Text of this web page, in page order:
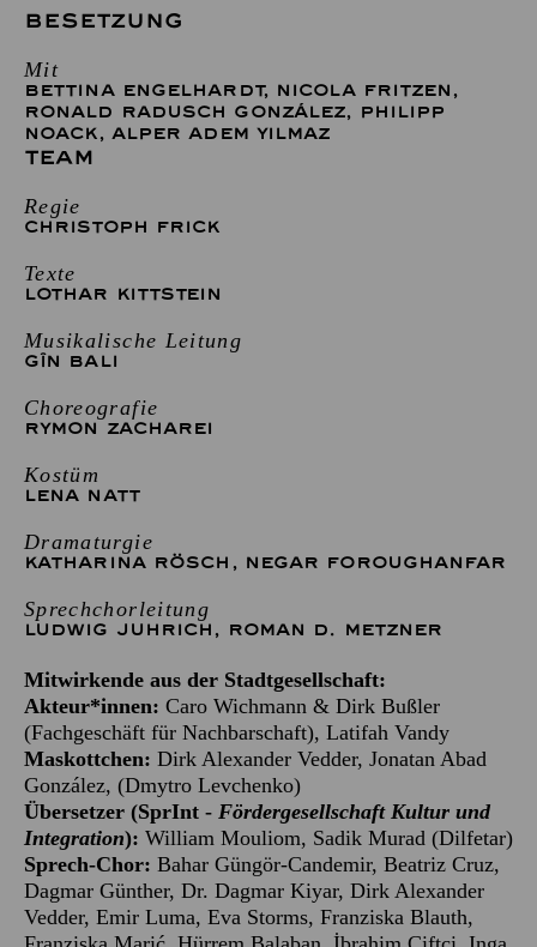
BESETZUNG
Mit
BETTINA ENGELHARDT, NICOLA FRITZEN ,
RONALD RADUSCH GONZÁLEZ, PHILIPP
NOACK, ALPER ADEM YILMAZ
TEAM
Regie
CHRISTOPH FRICK
Texte
LOTHAR KITTSTEIN
Musikalische Leitung
GÎN BALI
Choreografie
RYMON ZACHAREI
Kostüm
LENA NATT
Dramaturgie
KATHARINA RÖSCH , NEGAR FOROUGHANFAR
Sprechchorleitung
LUDWIG JUHRICH , ROMAN D. METZNER
Mitwirkende aus der Stadtgesellschaft:
Akteur*innen: Caro Wichmann & Dirk Bußler
(Fachgeschäft für Nachbarschaft), Latifah Vandy
Maskottchen: Dirk Alexander Vedder, Jonatan Abad
González, (Dmytro Levchenko)
Übersetzer (SprInt - Fördergesellschaft Kultur und
Integration): William Mouliom, Sadik Murad (Dilfetar)
Sprech-Chor: Bahar Güngör-Candemir, Beatriz Cruz,
Dagmar Günther, Dr. Dagmar Kiyar, Dirk Alexander
Vedder, Emir Luma, Eva Storms, Franziska Blauth,